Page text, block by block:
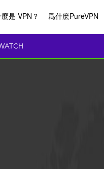
是 VPN？ 爲什麽PureVPN